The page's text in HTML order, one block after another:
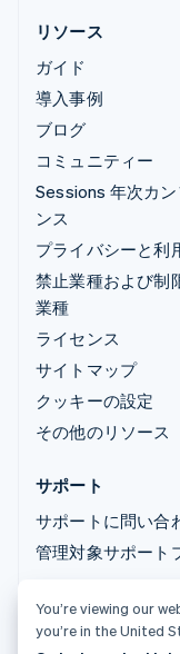
リソース
ガイド
導入事例
ブログ
コミュニティー
Sessions 年次カ
ンス
プライバシーと利
禁止業種および制
業種
ライセンス
サイトマップ
クッキーの設定
その他のリソース
サポート
サポートに問い合
管理対象サポート
© 2026 Stripe,
You’re viewing our
you’re in the United